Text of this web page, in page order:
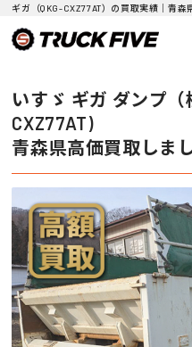
ギガ（QKG-CXZ77AT）の買取実績｜青
いすゞ ギガ ダンプ（
CXZ77AT)
青森県高価買取しまし